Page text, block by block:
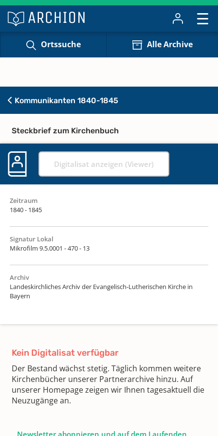
Ortssuche Alle Archive
Kommunikanten 1840-1845
Steckbrief zum Kirchenbuch
Digitalisat anzeigen (Viewer)
Zeitraum
1840 - 1845
Signatur Lokal
Mikrofilm 9.5.0001 - 470 - 13
Archiv
Landeskirchliches Archiv der Evangelisch-Lutherischen Kirche in
Bayern
Kein Digitalisat verfügbar
Der Bestand wächst stetig. Täglich kommen weitere
Kirchenbücher unserer Partnerarchive hinzu. Auf
unserer Homepage zeigen wir Ihnen tagesaktuell die
Neuzugänge an.
Newsletter abonnieren und auf dem Laufenden